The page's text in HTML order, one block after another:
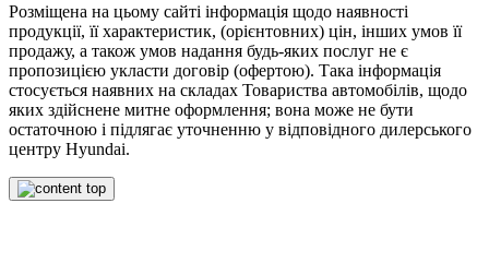
Розміщена на цьому сайті інформація щодо наявності
продукції, її характеристик, (орієнтовних) цін, інших умов її
продажу, а також умов надання будь-яких послуг не є
пропозицією укласти договір (офертою). Така інформація
стосується наявних на складах Товариства автомобілів, щодо
яких здійснене митне оформлення; вона може не бути
остаточною і підлягає уточненню у відповідного дилерського
центру Hyundai.